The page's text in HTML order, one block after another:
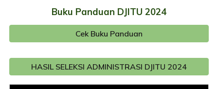
Buku Panduan DJITU 2024
Cek Buku Panduan
HASIL SELEKSI ADMINISTRASI DJITU 2024